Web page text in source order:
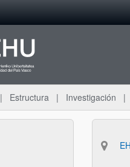
Estructura Investigación